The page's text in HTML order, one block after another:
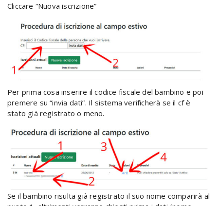
Cliccare “Nuova iscrizione”
Per prima cosa inserire il codice fiscale del bambino e poi
premere su “invia dati”. Il sistema verificherà se il cf è
stato già registrato o meno.
Se il bambino risulta già registrato il suo nome comparirà al